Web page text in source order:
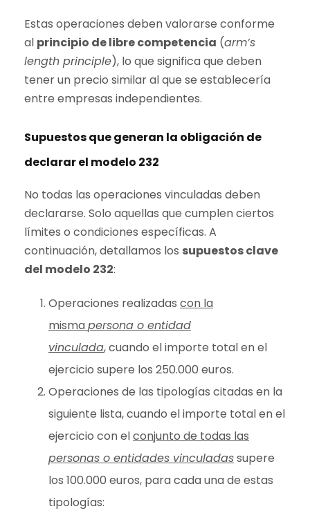
Estas operaciones deben valorarse conforme
al principio de libre competencia (arm’s
length principle), lo que significa que deben
tener un precio similar al que se establecería
entre empresas independientes.
Supuestos que generan la obligación de
declarar el modelo 232
No todas las operaciones vinculadas deben
declararse. Solo aquellas que cumplen ciertos
límites o condiciones específicas. A
continuación, detallamos los supuestos clave
del modelo 232:
Operaciones realizadas con la
mismapersona o entidad
vinculada, cuando el importe total en el
ejercicio supere los 250.000 euros.
Operaciones de las tipologías citadas en la
siguiente lista, cuando el importe total en el
ejercicio con elconjunto de todas las
personas o entidades vinculadassupere
los 100.000 euros, para cada una de estas
tipologías: